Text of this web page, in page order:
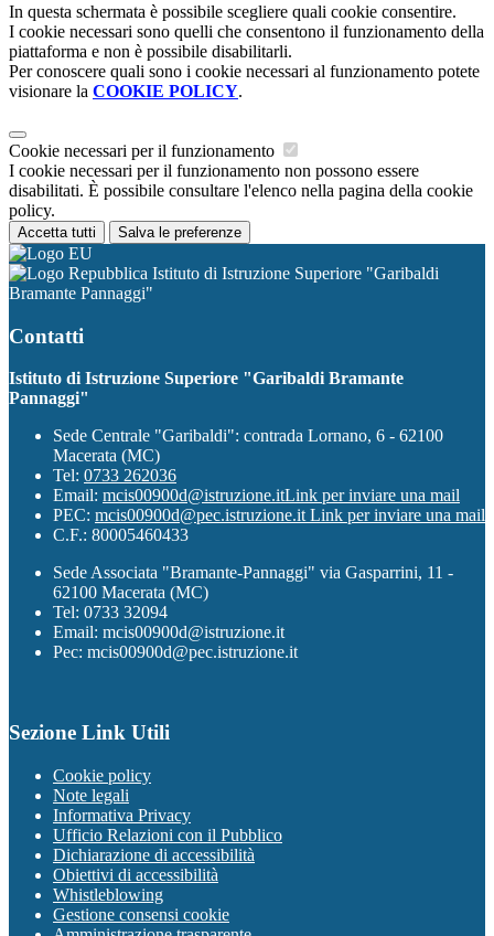
In questa schermata è possibile scegliere quali cookie consentire.
I cookie necessari sono quelli che consentono il funzionamento della
piattaforma e non è possibile disabilitarli.
Per conoscere quali sono i cookie necessari al funzionamento potete
visionare la COOKIE POLICY.
Cookie necessari per il funzionamento
I cookie necessari per il funzionamento non possono essere
disabilitati. È possibile consultare l'elenco nella pagina della cookie
policy.
Accetta tutti Salva le preferenze
Istituto di Istruzione Superiore "Garibaldi
Bramante Pannaggi"
Contatti
Istituto di Istruzione Superiore "Garibaldi Bramante
Pannaggi"
Sede Centrale "Garibaldi": contrada Lornano, 6 - 62100
Macerata (MC)
Tel: 0733 262036
Email: mcis00900d@istruzione.itLink per inviare una mail
PEC: mcis00900d@pec.istruzione.it Link per inviare una mail
C.F.: 80005460433
Sede Associata "Bramante-Pannaggi" via Gasparrini, 11 -
62100 Macerata (MC)
Tel: 0733 32094
Email: mcis00900d@istruzione.it
Pec: mcis00900d@pec.istruzione.it
Sezione Link Utili
Cookie policy
Note legali
Informativa Privacy
Ufficio Relazioni con il Pubblico
Dichiarazione di accessibilità
Obiettivi di accessibilità
Whistleblowing
Gestione consensi cookie